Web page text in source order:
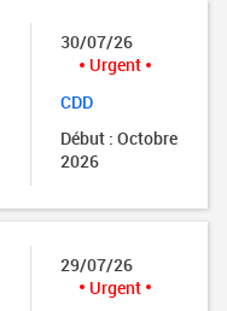
30/07/26
Urgent
CDD
Début : Octobre
2026
29/07/26
Urgent